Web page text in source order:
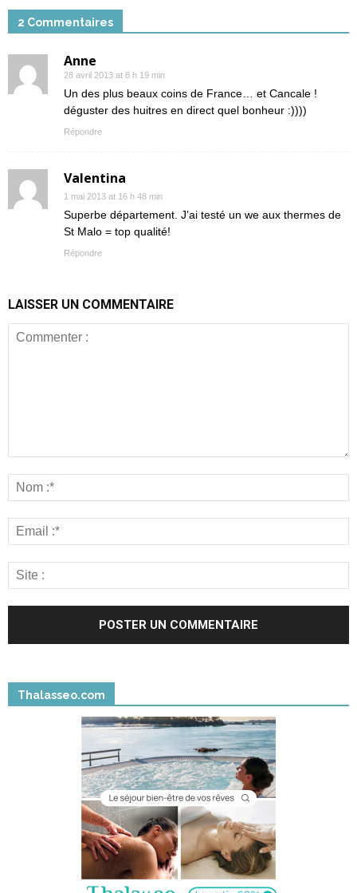
2 Commentaires
Anne
28 avril 2013 at 8 h 19 min
Un des plus beaux coins de France… et Cancale !
déguster des huitres en direct quel bonheur :))))
Répondre
Valentina
1 mai 2013 at 16 h 48 min
Superbe département. J’ai testé un we aux thermes de
St Malo = top qualité!
Répondre
LAISSER UN COMMENTAIRE
Thalasseo.com